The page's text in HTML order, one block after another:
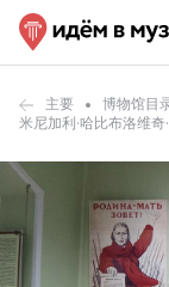
主要 博物馆目
米尼加利·哈比布洛维